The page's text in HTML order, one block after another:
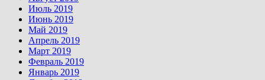
Июль 2019
Июнь 2019
Май 2019
Апрель 2019
Март 2019
Февраль 2019
Январь 2019